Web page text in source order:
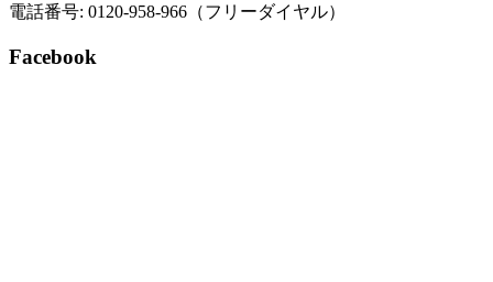
電話番号: 0120-958-966（フリーダイヤル）
Facebook